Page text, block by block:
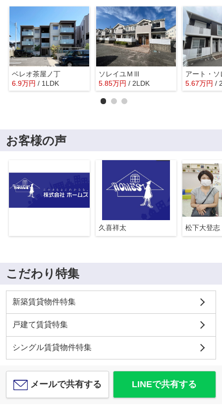
ベレオ茶屋ノ丁
6.9万円 / 1LDK
ソレイユＭⅢ
5.85万円 / 2LDK
アート・ソ
5.67万円 /
お客様の声
久喜祥太 松下大登志
こだわり特集
新築賃貸物件特集
戸建て賃貸特集
シングル賃貸物件特集
メールで共有する LINEで共有する